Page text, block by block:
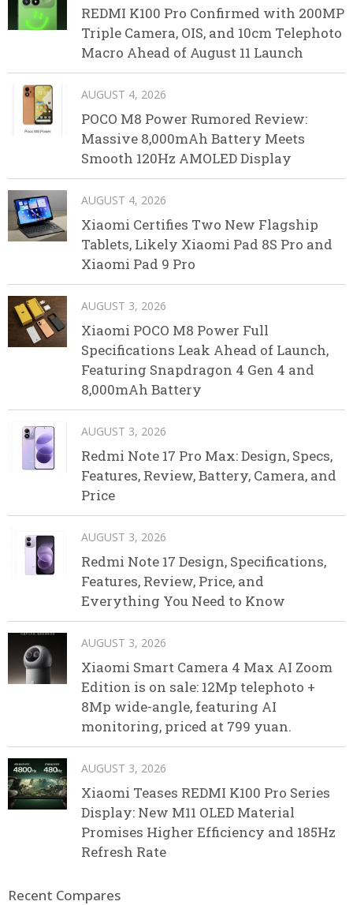
REDMI K100 Pro Confirmed with 200MP
Triple Camera, OIS, and 10cm Telephoto
Macro Ahead of August 11 Launch
AUGUST 4, 2026
POCO M8 Power Rumored Review:
Massive 8,000mAh Battery Meets
Smooth 120Hz AMOLED Display
AUGUST 4, 2026
Xiaomi Certifies Two New Flagship
Tablets, Likely Xiaomi Pad 8S Pro and
Xiaomi Pad 9 Pro
AUGUST 3, 2026
Xiaomi POCO M8 Power Full
Specifications Leak Ahead of Launch,
Featuring Snapdragon 4 Gen 4 and
8,000mAh Battery
AUGUST 3, 2026
Redmi Note 17 Pro Max: Design, Specs,
Features, Review, Battery, Camera, and
Price
AUGUST 3, 2026
Redmi Note 17 Design, Specifications,
Features, Review, Price, and
Everything You Need to Know
AUGUST 3, 2026
Xiaomi Smart Camera 4 Max AI Zoom
Edition is on sale: 12Mp telephoto +
8Mp wide-angle, featuring AI
monitoring, priced at 799 yuan.
AUGUST 3, 2026
Xiaomi Teases REDMI K100 Pro Series
Display: New M11 OLED Material
Promises Higher Efficiency and 185Hz
Refresh Rate
Recent Compares